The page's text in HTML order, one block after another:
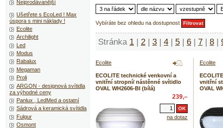
Vybíráte bez ohledu na dostupnost
Stránka 1 | 2 | 3 | 4 | 5 | 6 | 7 | 8 |
Ecolite
ECOLITE technické venkovní a
vnitřní stropní/ nástěnné svítidlo
OVAL WH2606-BI (bílá)
239,–
na dotaz
Ecolite
vnitřní
OVAL
Nejprodávanější
Ušetřete s EcoLed ! Max
úspora s mini náklady !
Ecolite
Archilight
Led
Modus
Rabalux
Megaman
Proli
ARGON - designová svítidla
za výhodné ceny
Panlux , LedMed a ostatní
Sádrová a keramická svítidla
Fulgur
Osmont